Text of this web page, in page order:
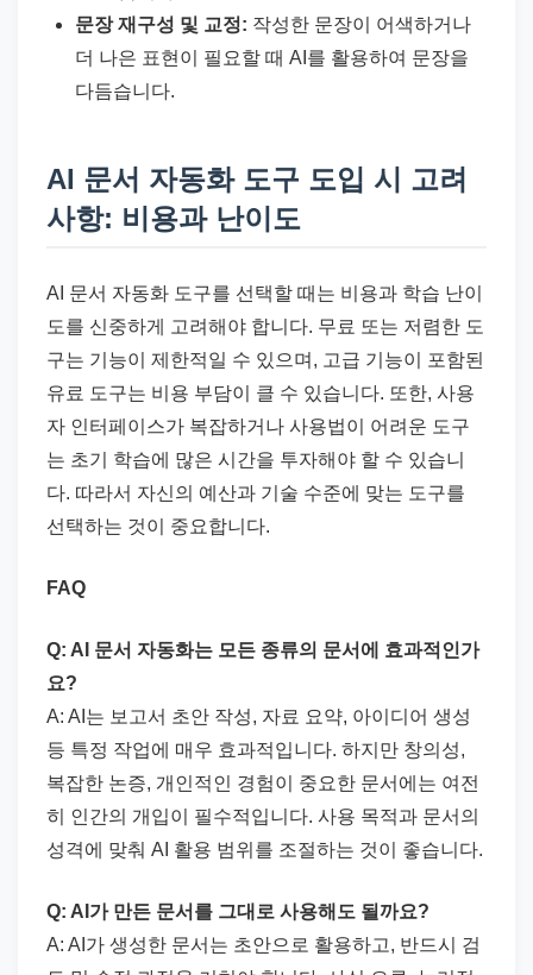
문장 재구성 및 교정: 작성한 문장이 어색하거나
더 나은 표현이 필요할 때 AI를 활용하여 문장을
다듬습니다.
AI 문서 자동화 도구 도입 시 고려
사항: 비용과 난이도
AI 문서 자동화 도구를 선택할 때는 비용과 학습 난이
도를 신중하게 고려해야 합니다. 무료 또는 저렴한 도
구는 기능이 제한적일 수 있으며, 고급 기능이 포함된
유료 도구는 비용 부담이 클 수 있습니다. 또한, 사용
자 인터페이스가 복잡하거나 사용법이 어려운 도구
는 초기 학습에 많은 시간을 투자해야 할 수 있습니
다. 따라서 자신의 예산과 기술 수준에 맞는 도구를
선택하는 것이 중요합니다.
FAQ
Q: AI 문서 자동화는 모든 종류의 문서에 효과적인가
요?
A: AI는 보고서 초안 작성, 자료 요약, 아이디어 생성
등 특정 작업에 매우 효과적입니다. 하지만 창의성,
복잡한 논증, 개인적인 경험이 중요한 문서에는 여전
히 인간의 개입이 필수적입니다. 사용 목적과 문서의
성격에 맞춰 AI 활용 범위를 조절하는 것이 좋습니다.
Q: AI가 만든 문서를 그대로 사용해도 될까요?
A: AI가 생성한 문서는 초안으로 활용하고, 반드시 검